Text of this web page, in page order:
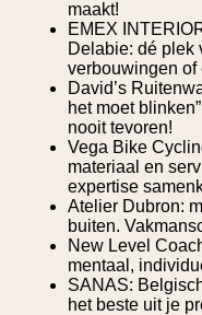
maakt!
EMEX
Delabie: dé plek
verbouwingen of
David’s
het moet
nooit tevoren!
Vega Bike
materiaal en
expertise
Atelier Dubron:
buiten.
New Level
mentaal,
SANAS:
het beste uit je